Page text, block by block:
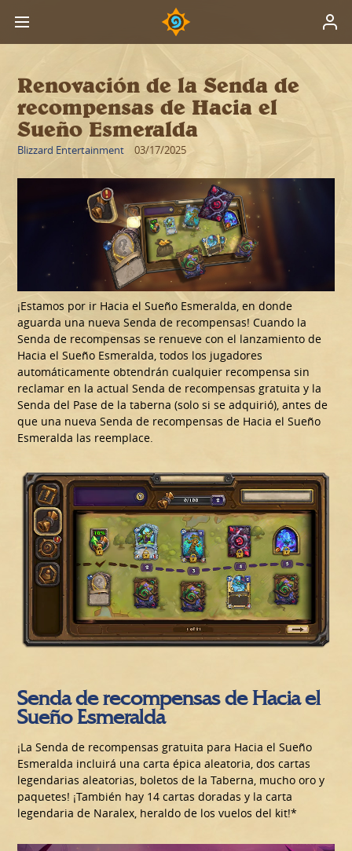
Renovación de la Senda de
recompensas de Hacia el
Sueño Esmeralda
Blizzard Entertainment 03/17/2025
¡Estamos por ir Hacia el Sueño Esmeralda, en donde
aguarda una nueva Senda de recompensas! Cuando la
Senda de recompensas se renueve con el lanzamiento de
Hacia el Sueño Esmeralda, todos los jugadores
automáticamente obtendrán cualquier recompensa sin
reclamar en la actual Senda de recompensas gratuita y la
Senda del Pase de la taberna (solo si se adquirió), antes de
que una nueva Senda de recompensas de Hacia el Sueño
Esmeralda las reemplace.
Senda de recompensas de Hacia el
Sueño Esmeralda
¡La Senda de recompensas gratuita para Hacia el Sueño
Esmeralda incluirá una carta épica aleatoria, dos cartas
legendarias aleatorias, boletos de la Taberna, mucho oro y
paquetes! ¡También hay 14 cartas doradas y la carta
legendaria de Naralex, heraldo de los vuelos del kit!*